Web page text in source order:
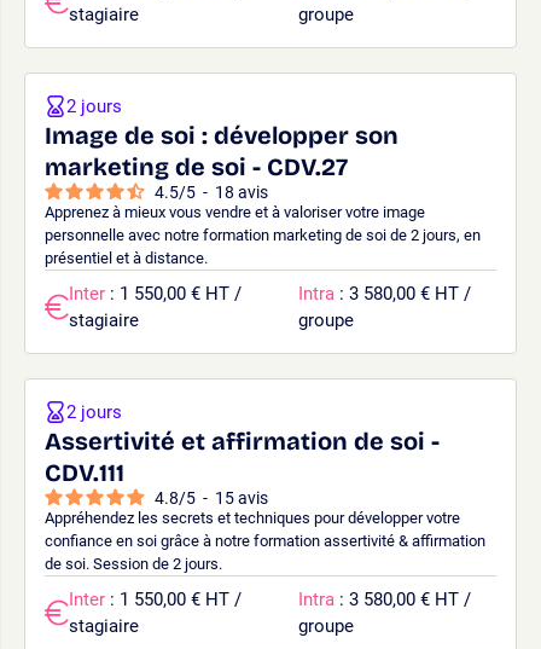
stagiaire
groupe
Image de soi : développer son
marketing de soi - CDV.27
4.5/5 - 18 avis
Apprenez à mieux vous vendre et à valoriser votre image
personnelle avec notre formation marketing de soi de 2 jours, en
présentiel et à distance.
2 jours
Inter : 1 550,00 € HT /
stagiaire
Intra : 3 580,00 € HT /
groupe
Assertivité et affirmation de soi -
CDV.111
4.8/5 - 15avis
Appréhendez les secrets et techniques pour développer votre
confiance en soi grâce à notre formation assertivité & affirmation
de soi. Session de 2 jours.
2 jours
Inter : 1 550,00 € HT /
stagiaire
Intra : 3 580,00 € HT /
groupe